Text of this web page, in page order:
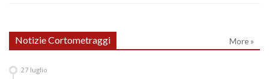
Notizie Cortometraggi More »
27 luglio